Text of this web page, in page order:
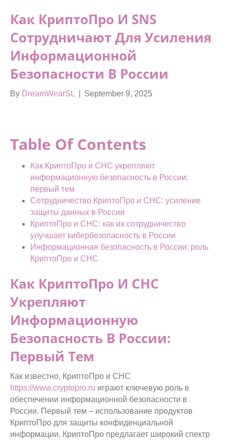
Как КриптоПро И SNS
Сотрудничают Для Усиления
Информационной
Безопасности В России
By DreamWearSL September 9, 2025
Table Of Contents
Как КриптоПро и СНС укрепляют
информационную безопасность в России:
первый тем
Сотрудничество КриптоПро и СНС: усиление
защиты данных в России
КриптоПро и СНС: как их сотрудничество
улучшает кибербезопасность в России
Информационная безопасность в России: роль
КриптоПро и СНС
Как КриптоПро И СНС
Укрепляют
Информационную
Безопасность В России:
Первый Тем
Как известно, КриптоПро и СНС
https://www.cryptopro.ru играют ключевую роль в
обеспечении информационной безопасности в
России. Первый тем – использование продуктов
КриптоПро для защиты конфиденциальной
информации. КриптоПро предлагает широкий спектр